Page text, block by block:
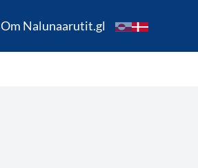
Om Nalunaarutit.gl